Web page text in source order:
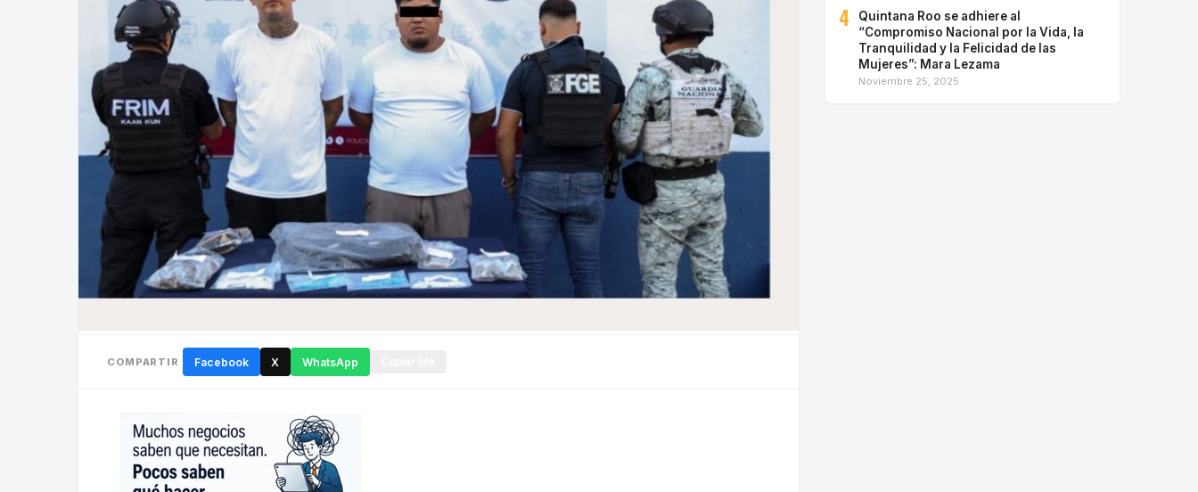
COMPARTIR Facebook X WhatsApp
4
Quintana Roo se adhiere al
“Compromiso Nacional por la Vida, la
Tranquilidad y la Felicidad de las
Mujeres”: Mara Lezama
Noviembre 25, 2025